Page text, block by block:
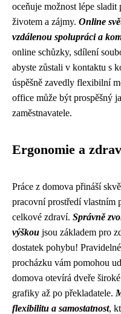
oceňuje možnost lépe
životem a zájmy. Online
vzdálenou spolupráci a
online schůzky, sdílení
abyste zůstali v kontaktu s
úspěšně zavedly flexibilní
office může být prospěšný
zaměstnavatele.
Ergonomie a
Práce z domova přináší
pracovní prostředí vlastním
celkové zdraví. Správně
výškou jsou základem pro
dostatek pohybu!
procházku vám pomohou
domova otevírá dveře
grafiky až po překladatele.
flexibilitu a samostatnost,